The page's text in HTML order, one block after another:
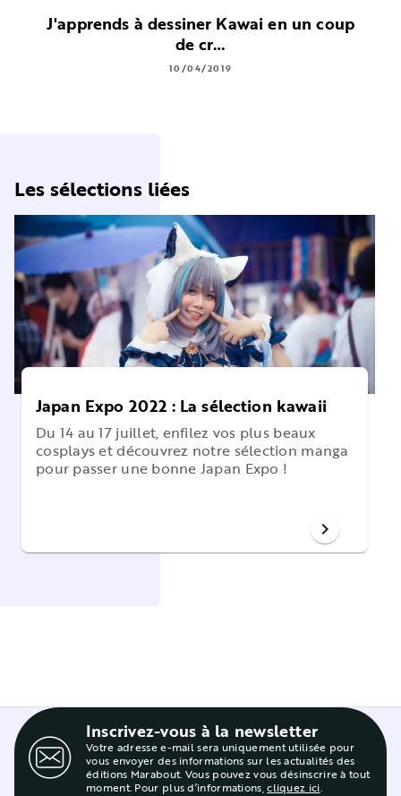
J'apprends à dessiner Kawai en un coup
de cr…
10/04/2019
Les sélections liées
Japan Expo 2022 : La sélection kawaii
Du 14 au 17 juillet, enfilez vos plus beaux
cosplays et découvrez notre sélection manga
pour passer une bonne Japan Expo !
chevron_right
Inscrivez-vous à la newsletter
Votre adresse e-mail sera uniquement utilisée pour
vous envoyer des informations sur les actualités des
éditions Marabout. Vous pouvez vous désinscrire à tout
moment. Pour plus d’informations,cliquez ici.